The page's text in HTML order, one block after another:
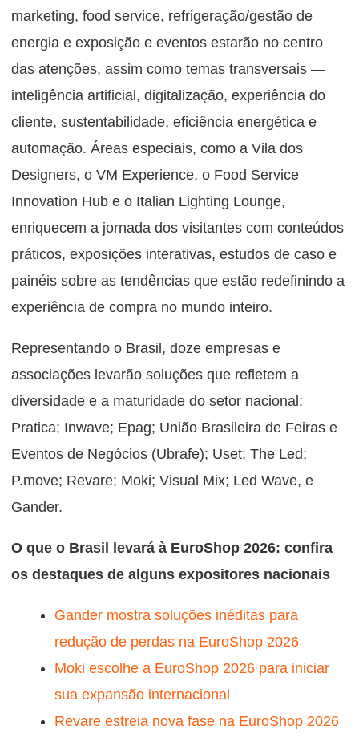
marketing, food service, refrigeração/gestão de
energia e exposição e eventos estarão no centro
das atenções, assim como temas transversais —
inteligência artificial, digitalização, experiência do
cliente, sustentabilidade, eficiência energética e
automação. Áreas especiais, como a Vila dos
Designers, o VM Experience, o Food Service
Innovation Hub e o Italian Lighting Lounge,
enriquecem a jornada dos visitantes com conteúdos
práticos, exposições interativas, estudos de caso e
painéis sobre as tendências que estão redefinindo a
experiência de compra no mundo inteiro.
Representando o Brasil, doze empresas e
associações levarão soluções que refletem a
diversidade e a maturidade do setor nacional:
Pratica; Inwave; Epag; União Brasileira de Feiras e
Eventos de Negócios (Ubrafe); Uset; The Led;
P.move; Revare; Moki; Visual Mix; Led Wave, e
Gander.
O que o Brasil levará à EuroShop 2026: confira
os destaques de alguns expositores nacionais
Gander mostra soluções inéditas para
redução de perdas na EuroShop 2026
Moki escolhe a EuroShop 2026 para iniciar
sua expansão internacional
Revare estreia nova fase na EuroShop 2026